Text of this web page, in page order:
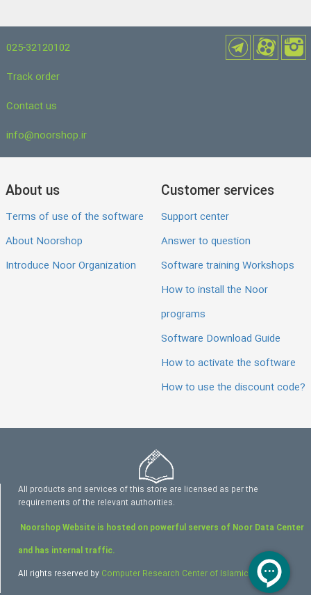
025-32120102
Track order
Contact us
info@noorshop.ir
About us
Terms of use of the software
About Noorshop
Introduce Noor Organization
Customer services
Support center
Answer to question
Software training Workshops
How to install the Noor
programs
Software Download Guide
How to activate the software
How to use the discount code?
All products and services of this store are licensed as per the
requirements of the relevant authorities.
Noorshop Website is hosted on powerful servers of Noor Data Center
and has internal traffic.
All rights reserved by Computer Research Center of Islamic Sciences